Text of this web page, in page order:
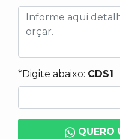
*Digite abaixo: CDS1
QUERO